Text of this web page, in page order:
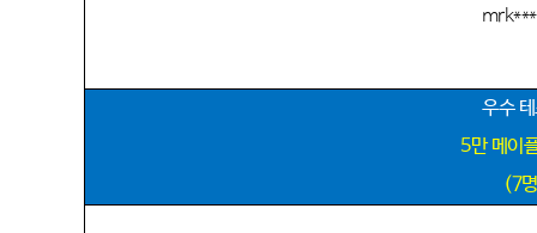
우수
5만 메이
(7명